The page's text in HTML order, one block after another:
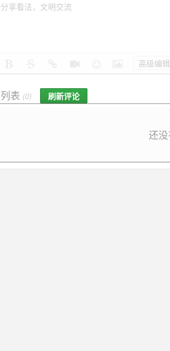
高级编辑
列表 (0) 刷新评论
还